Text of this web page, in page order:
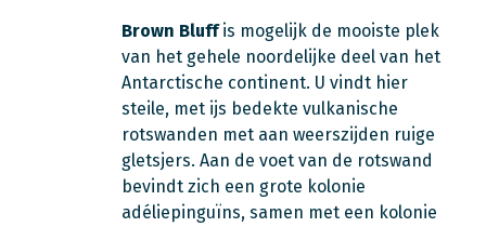
Brown Bluffis mogelijk de mooiste plek
van het gehele noordelijke deel van het
Antarctische continent. U vindt hier
steile, met ijs bedekte vulkanische
rotswanden met aan weerszijden ruige
gletsjers. Aan de voet van de rotswand
bevindt zich een grote kolonie
adéliepinguïns, samen met een kolonie